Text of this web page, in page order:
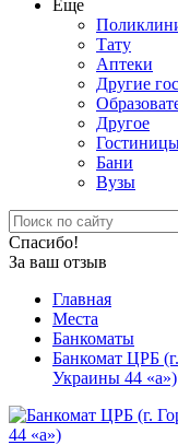
Еще
Тату
Аптеки
Другие
Другое
Бани
Вузы
Спасибо!
За ваш отзыв
Главная
Места
Банкоматы
Банкомат ЦРБ
Украины 44 «а»)